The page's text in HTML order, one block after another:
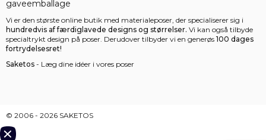
Vi er den største online butik med materialeposer, der specialiserer sig i
hundredvis af færdiglavede designs og størrelser. Vi kan også tilbyde
specialtrykt design på poser. Derudover tilbyder vi en generøs 100 dages
fortrydelsesret!
Saketos - Læg dine idéer i vores poser
© 2006 - 2026 SAKETOS